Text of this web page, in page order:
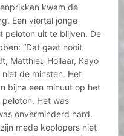
kwam de
Een viertal jonge
peloton uit te blijven. De
“Dat gaat nooit
Matthieu Hollaar, Kayo
de minsten. Het
bijna een minuut op het
Het was
onverminderd hard.
mede koplopers niet